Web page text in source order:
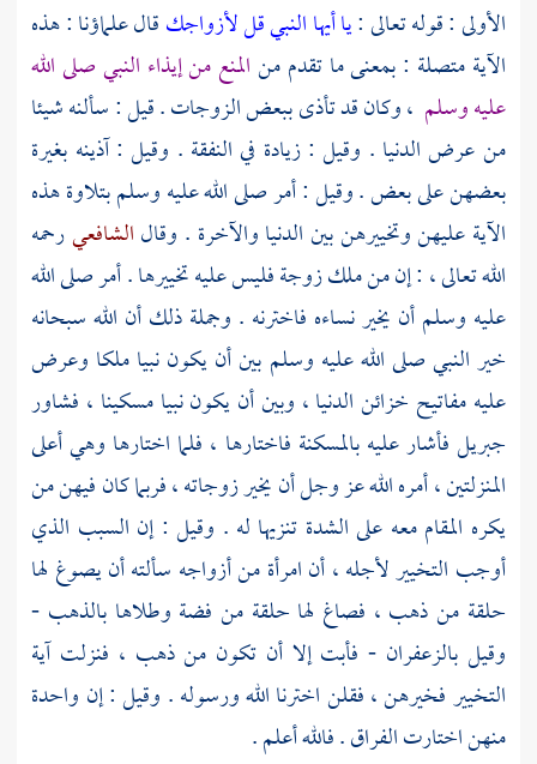
الأولى : قوله تعالى :يا أيها النبي قل لأزواجكقال علماؤنا : هذه
الآية متصلة : بمعنى ما تقدم منالمنع من إيذاء النبي صلى الله
عليه وسلم ، وكان قد تأذى ببعض الزوجات . قيل : سألنه شيئا
من عرض الدنيا . وقيل : زيادة في النفقة . وقيل : آذينه بغيرة
بعضهن على بعض . وقيل : أمر صلى الله عليه وسلم بتلاوة هذه
الآية عليهن وتخييرهن بين الدنيا والآخرة . وقالالشافعيرحمه
الله تعالى ، : إن من ملك زوجة فليس عليه تخييرها . أمر صلى الله
عليه وسلم أن يخير نساءه فاخترنه . وجملة ذلك أن الله سبحانه
خير النبي صلى الله عليه وسلم بين أن يكون نبيا ملكا وعرض
عليه مفاتيح خزائن الدنيا ، وبين أن يكون نبيا مسكينا ، فشاور
جبريلفأشار عليه بالمسكنة فاختارها ، فلما اختارها وهي أعلى
المنزلتين ، أمره الله عز وجل أن يخير زوجاته ، فربما كان فيهن من
يكره المقام معه على الشدة تنزيها له . وقيل : إن السبب الذي
أوجب التخيير لأجله ، أن امرأة من أزواجه سألته أن يصوغ لها
حلقة من ذهب ، فصاغ لها حلقة من فضة وطلاها بالذهب -
وقيل بالزعفران - فأبت إلا أن تكون من ذهب ، فنزلت آية
التخيير فخيرهن ، فقلن اخترنا الله ورسوله . وقيل : إن واحدة
منهن اختارت الفراق . فالله أعلم .